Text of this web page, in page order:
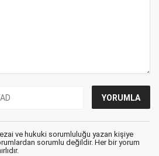
ve hukuki sorumluluğu yazan kişiye
sorumlu değildir. Her bir yorum